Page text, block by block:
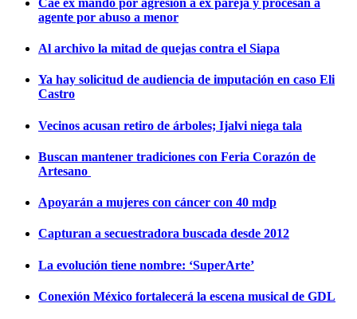
agente por abuso a menor
Al archivo la mitad de quejas contra el Siapa
Ya hay solicitud de audiencia de imputación en caso Eli
Castro
Vecinos acusan retiro de árboles; Ijalvi niega tala
Buscan mantener tradiciones con Feria Corazón de
Artesano
Apoyarán a mujeres con cáncer con 40 mdp
Capturan a secuestradora buscada desde 2012
La evolución tiene nombre: ‘SuperArte’
Conexión México fortalecerá la escena musical de GDL